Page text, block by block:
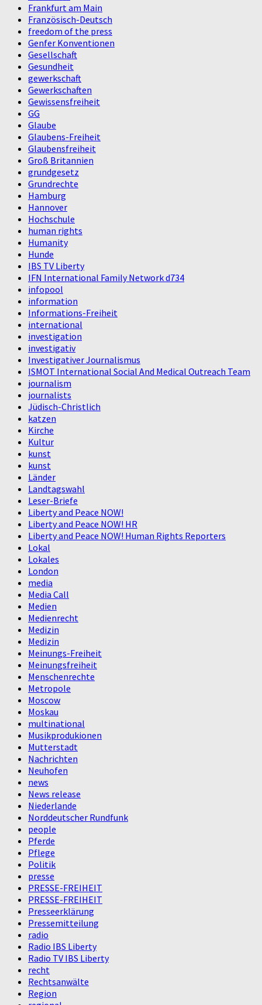
Frankfurt am Main
Französisch-Deutsch
freedom of the press
Genfer Konventionen
Gesellschaft
Gesundheit
gewerkschaft
Gewerkschaften
Gewissensfreiheit
GG
Glaube
Glaubens-Freiheit
Glaubensfreiheit
Groß Britannien
grundgesetz
Grundrechte
Hamburg
Hannover
Hochschule
human rights
Humanity
Hunde
IBS TV Liberty
IFN International Family Network d734
infopool
information
Informations-Freiheit
international
investigation
investigativ
Investigativer Journalismus
ISMOT International Social And Medical Outreach Team
journalism
journalists
Jüdisch-Christlich
katzen
Kirche
Kultur
kunst
kunst
Länder
Landtagswahl
Leser-Briefe
Liberty and Peace NOW!
Liberty and Peace NOW! HR
Liberty and Peace NOW! Human Rights Reporters
Lokal
Lokales
London
media
Media Call
Medien
Medienrecht
Medizin
Medizin
Meinungs-Freiheit
Meinungsfreiheit
Menschenrechte
Metropole
Moscow
Moskau
multinational
Musikprodukionen
Mutterstadt
Nachrichten
Neuhofen
news
News release
Niederlande
Norddeutscher Rundfunk
people
Pferde
Pflege
Politik
presse
PRESSE-FREIHEIT
PRESSE-FREIHEIT
Presseerklärung
Pressemitteilung
radio
Radio IBS Liberty
Radio TV IBS Liberty
recht
Rechtsanwälte
Region